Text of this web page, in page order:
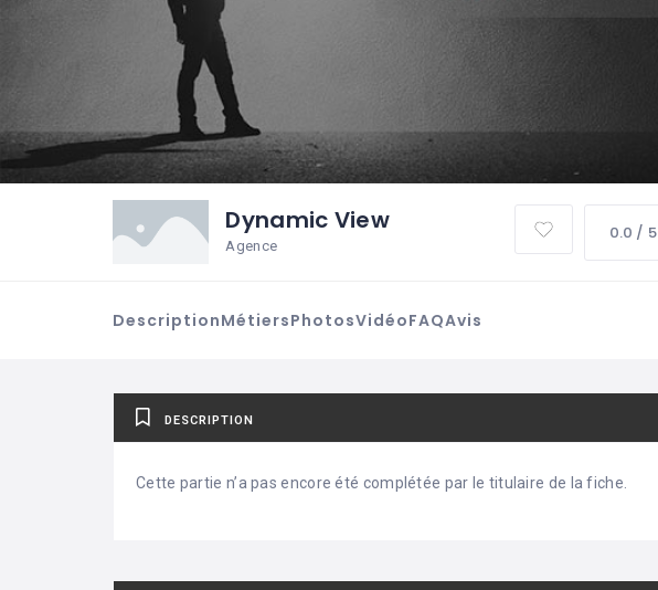
Dynamic View
Agence
0.0 / 5
DescriptionMétiersPhotosVidéoFAQAvis
DESCRIPTION
Cette partie n’a pas encore été complétée par le titulaire de la fiche.